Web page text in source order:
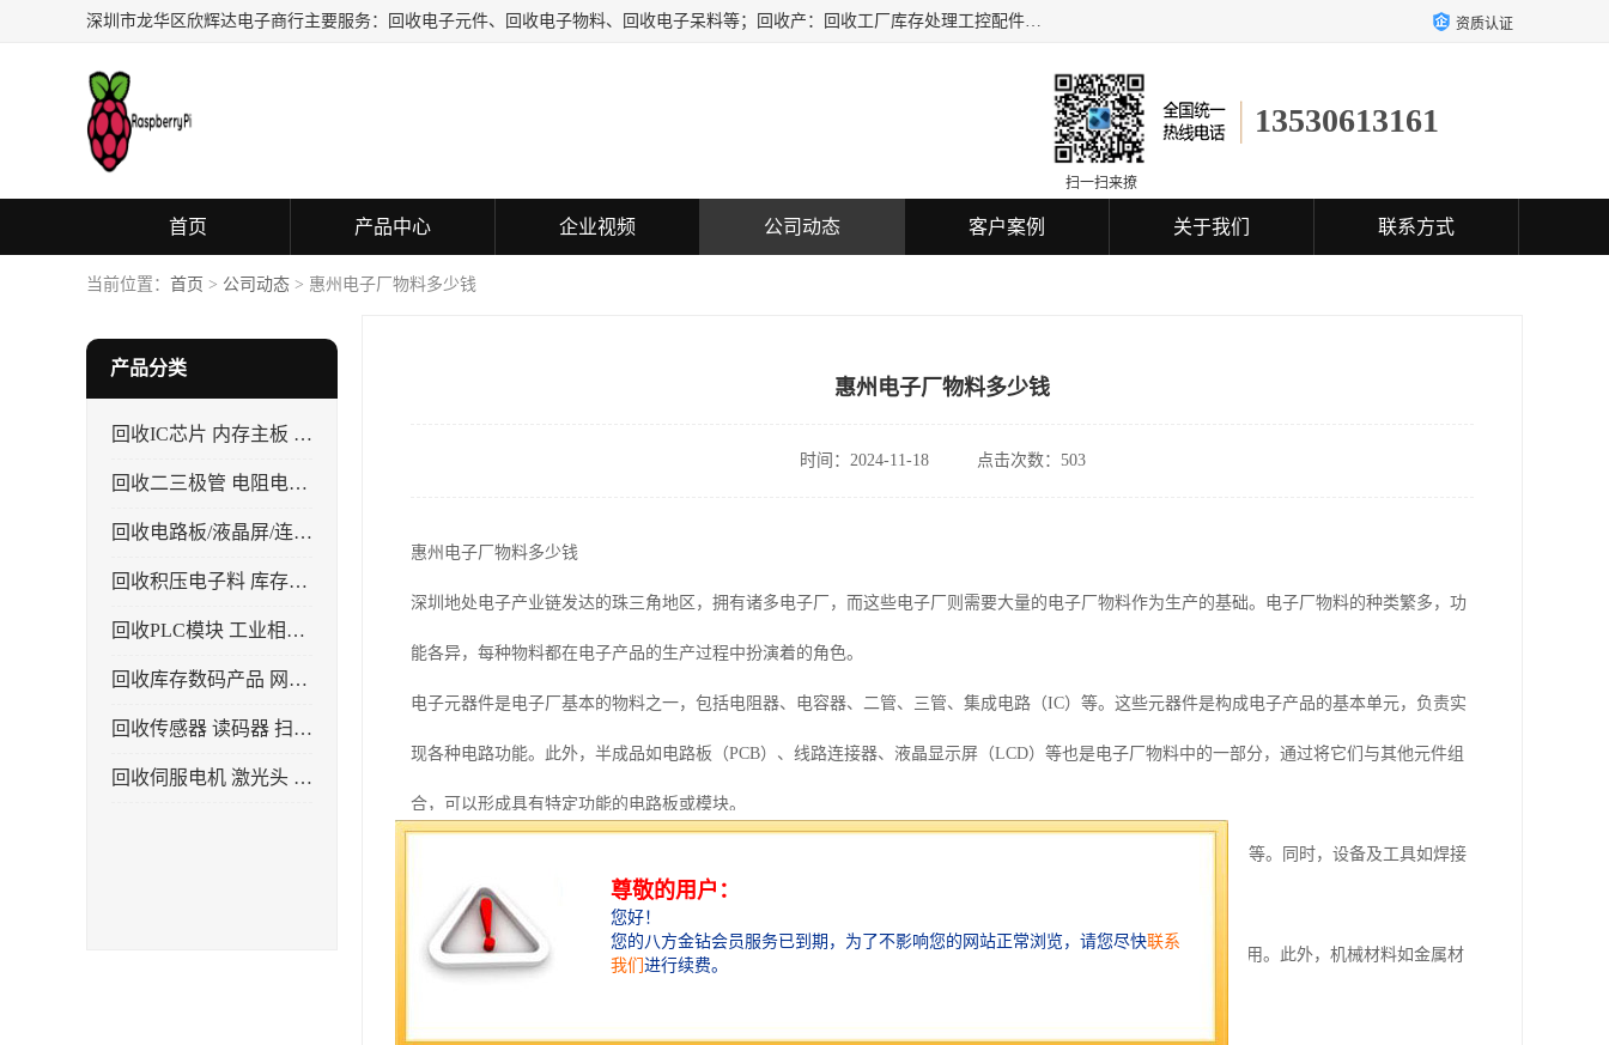
深圳市龙华区欣辉达电子商行主要服务：回收电子元件、回收电子物料、回收电子呆料等；回收产：回收工厂库存处理工控配件，电子集成电路，电子呆料，机器视觉，仪器仪表，传感器，扫描设备，三菱/西门子、松下，SMC,KEYENCE,COGNEX,PLC、回收各品牌IC二三极管，电子板，蓝牙WIFI模块，数码产品，U盘等电子产品的回收，长期提供上门回收服务。 资质认证
13530613161
扫一扫来撩
首页 产品中心 企业视频 公司动态 客户案例 关于我们 联系方式
当前位置： 首页 > 公司动态 > 惠州电子厂物料多少钱
产品分类
回收IC芯片 内存主板 CPU
回收二三极管 电阻电容 晶振
回收电路板/液晶屏/连接器
回收积压电子料 库存电子产品
回收PLC模块 工业相机 镜头
回收库存数码产品 网络设备
回收传感器 读码器 扫描枪
回收伺服电机 激光头 气缸 电磁阀
惠州电子厂物料多少钱
时间：2024-11-18 点击次数：503
惠州电子厂物料多少钱
深圳地处电子产业链发达的珠三角地区，拥有诸多电子厂，而这些电子厂则需要大量的电子厂物料作为生产的基础。电子厂物料的种类繁多，功
能各异，每种物料都在电子产品的生产过程中扮演着的角色。
电子元器件是电子厂基本的物料之一，包括电阻器、电容器、二管、三管、集成电路（IC）等。这些元器件是构成电子产品的基本单元，负责实
现各种电路功能。此外，半成品如电路板（PCB）、线路连接器、液晶显示屏（LCD）等也是电子厂物料中的一部分，通过将它们与其他元件组
合，可以形成具有特定功能的电路板或模块。
在电子产品生产过程中，还需要各种辅助材料如导线、线束、绝缘胶带、锡膏等，用于连接电子元器件、保护电路等。同时，设备及工具如焊接
设备、测试工具、组装机器人等也是电子厂生产中的物料。
电子厂还会用到一些其他材料如固态硬盘（SSD）、智能芯片等，这些材料在特定类型的电子产品中扮演着关键作用。此外，机械材料如金属材